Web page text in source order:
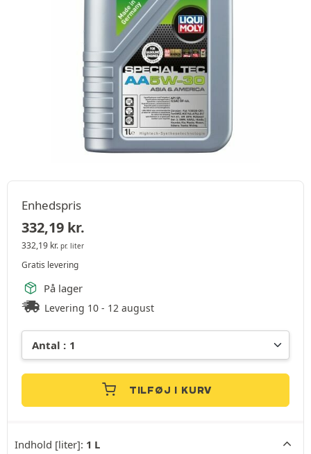
Enhedspris
332,19 kr.
332,19 kr. pr. liter
Gratis levering
På lager
Levering 10 - 12 august
TILFØJ I KURV
Indhold [liter]: 1 L